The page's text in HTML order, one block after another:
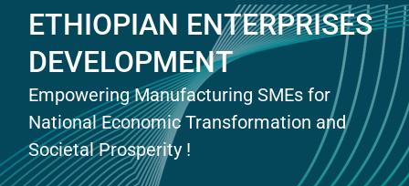
ETHIOPIAN ENTERPRISES
DEVELOPMENT
Empowering Manufacturing SMEs for
National Economic Transformation and
Societal Prosperity !